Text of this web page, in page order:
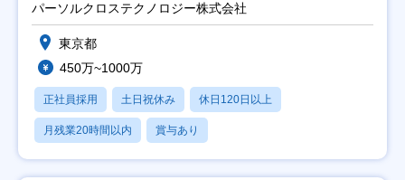
パーソルクロステクノロジー株式会社
東京都
450万~1000万
正社員採用 土日祝休み 休日120日以上
月残業20時間以内 賞与あり